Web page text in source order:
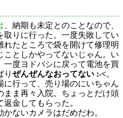
、納期も未定とのことなので、
取りに行った。一度失敗してい
れたところで袋を開けて修理明
ことしかやってないじゃん。い
一度ヨドバシに戻って電池を買
り ぜんぜんなおってない :-<。
に行って、売り場のにいちゃん
まま再々入院。ちょっとだけ頭
金してもらった。
ないカメラはだめだわ。